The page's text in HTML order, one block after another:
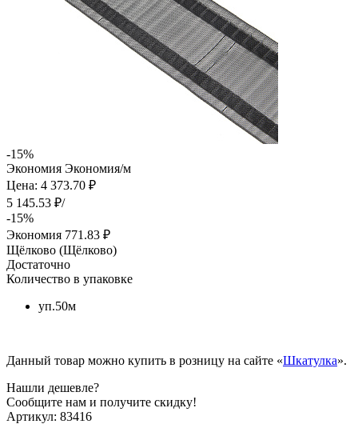
-15%
Экономия Экономия/м
Цена: 4 373.70 ₽
5 145.53 ₽/
-15%
Экономия 771.83 ₽
Щёлково (Щёлково)
Достаточно
Количество в упаковке
уп.50м
Данный товар можно купить в розницу на сайте «Шкатулка».
Нашли дешевле?
Сообщите нам и получите скидку!
Артикул: 83416